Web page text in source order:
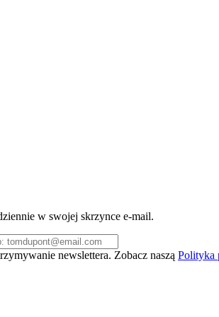
w swojej skrzynce e-mail.
newslettera. Zobacz naszą Polityka